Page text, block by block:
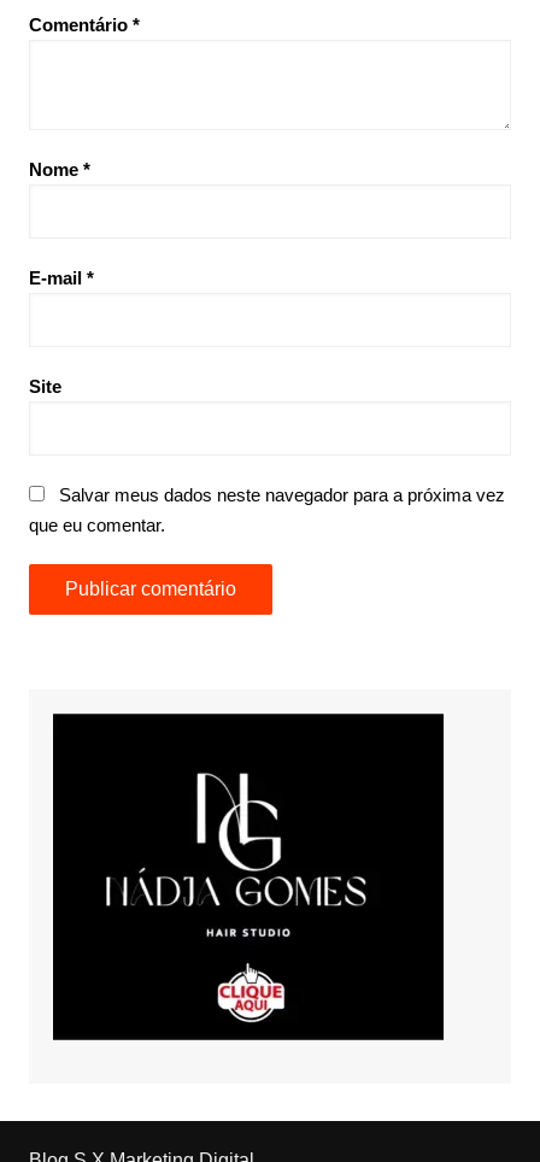
Comentário *
Nome *
E-mail *
Site
Salvar meus dados neste navegador para a próxima vez
que eu comentar.